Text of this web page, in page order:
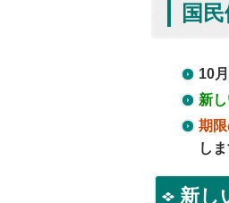
国
10
新
期
しま
新し